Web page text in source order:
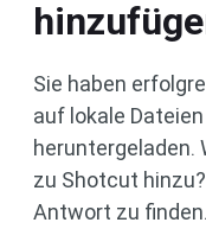
Sie haben
auf lokale
heruntergeladen.
zu Shotcut
Antwort zu finden.